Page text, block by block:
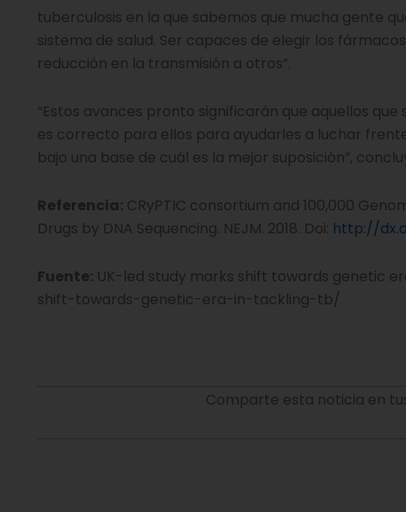
tuberculosis en la que sabemos que mucha gente
sistema de salud. Ser capaces de elegir los
reducción en la transmisión a otros”.
“Estos avances pronto significarán que aquellos
es correcto para ellos para ayudarles a luchar
bajo una base de cuál es la mejor suposición”,
Referencia: CRyPTIC consortium and 100,000
Drugs by DNA Sequencing. NEJM. 2018. Doi: http://
Fuente: UK-led study marks shift towards genetic
shift-towards-genetic-era-in-tackling-tb/
Comparte esta noticia en